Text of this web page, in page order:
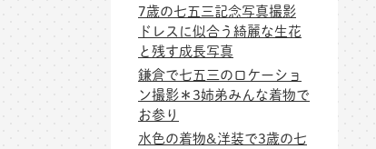
7歳の七五三記念写真撮影
ドレスに似合う綺麗な生花
と残す成長写真
鎌倉で七五三のロケーショ
ン撮影＊3姉弟みんな着物で
お参り
水色の着物&洋装で3歳の七